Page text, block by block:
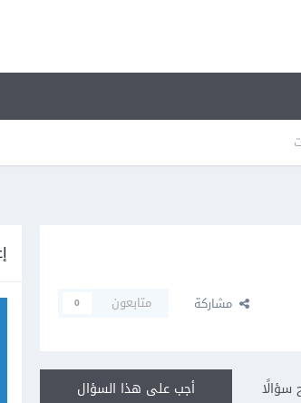
مشاركة متابعون 0
أجب على هذا السؤال سؤالًا